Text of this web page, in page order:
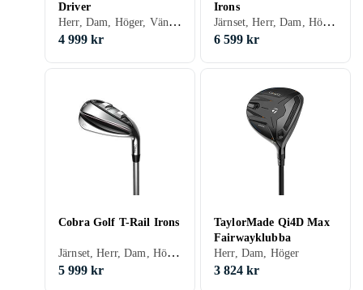
Driver
Herr, Dam, Höger, Vänster
4 999 kr
Irons
Järnset, Herr, Dam, Höger, Vänster, Stålskaft, Grafitskaft
6 599 kr
Cobra Golf T-Rail Irons
Järnset, Herr, Dam, Höger, Vänster, Stålskaft, Grafitskaft
5 999 kr
TaylorMade Qi4D Max
Fairwayklubba
Herr, Dam, Höger
3 824 kr